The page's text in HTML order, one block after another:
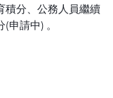
積分、公務人員繼續
請中) 。